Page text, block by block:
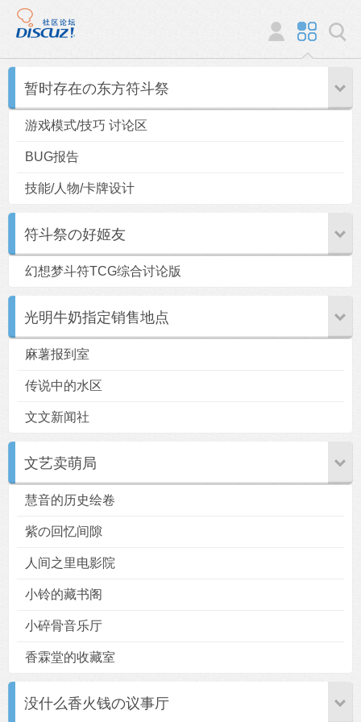
暂时存在の东方符斗祭
游戏模式/技巧 讨论区
BUG报告
技能/人物/卡牌设计
符斗祭の好姬友
幻想梦斗符TCG综合讨论版
光明牛奶指定销售地点
麻薯报到室
传说中的水区
文文新闻社
文艺卖萌局
慧音的历史绘卷
紫の回忆间隙
人间之里电影院
小铃的藏书阁
小碎骨音乐厅
香霖堂的收藏室
没什么香火钱の议事厅